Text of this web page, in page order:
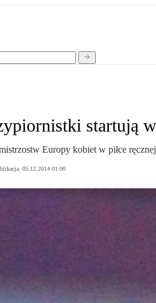
startują
Europy kobiet w piłce
05.12.2014 01:00